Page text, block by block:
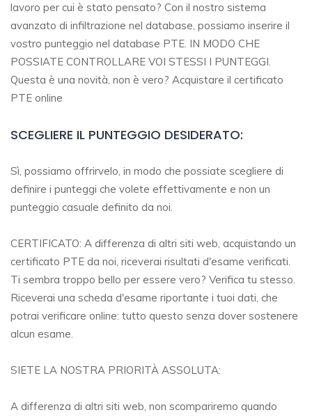
lavoro per cui è stato pensato? Con il nostro sistema
avanzato di infiltrazione nel database, possiamo inserire il
vostro punteggio nel database PTE. IN MODO CHE
POSSIATE CONTROLLARE VOI STESSI I PUNTEGGI.
Questa è una novità, non è vero? Acquistare il certificato
PTE online
SCEGLIERE IL PUNTEGGIO DESIDERATO:
Sì, possiamo offrirvelo, in modo che possiate scegliere di
definire i punteggi che volete effettivamente e non un
punteggio casuale definito da noi.
CERTIFICATO: A differenza di altri siti web, acquistando un
certificato PTE da noi, riceverai risultati d'esame verificati.
Ti sembra troppo bello per essere vero? Verifica tu stesso.
Riceverai una scheda d'esame riportante i tuoi dati, che
potrai verificare online: tutto questo senza dover sostenere
alcun esame.
SIETE LA NOSTRA PRIORITÀ ASSOLUTA:
A differenza di altri siti web, non scompariremo quando